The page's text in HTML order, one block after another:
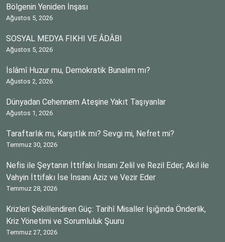
Bölgenin Yeniden İnşası
Ağustos 5, 2026
SOSYAL MEDYA FIKHI VE ÂDÂBI
Ağustos 5, 2026
İslâmî Huzur mu, Demokratik Bunalım mı?
Ağustos 2, 2026
Dünyadan Cehennem Ateşine Yakıt Taşıyanlar
Ağustos 1, 2026
Taraftarlık mı, Karşıtlık mı? Sevgi mi, Nefret mi?
Temmuz 30, 2026
Nefis ile Şeytanın İttifakı İnsanı Zelil ve Rezil Eder; Akıl ile
Vahyin İttifakı İse İnsanı Aziz ve Vezir Eder
Temmuz 28, 2026
Krizleri Şekillendiren Güç: Tarihî Misaller Işığında Önderlik,
Kriz Yönetimi ve Sorumluluk Şuuru
Temmuz 27, 2026